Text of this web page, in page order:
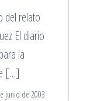
del relato
El diario
la
[…]
junio de 2003